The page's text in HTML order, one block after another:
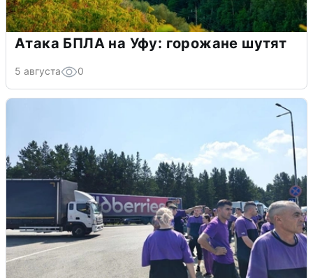
Атака БПЛА на Уфу: горожане шутят
5 августа 0